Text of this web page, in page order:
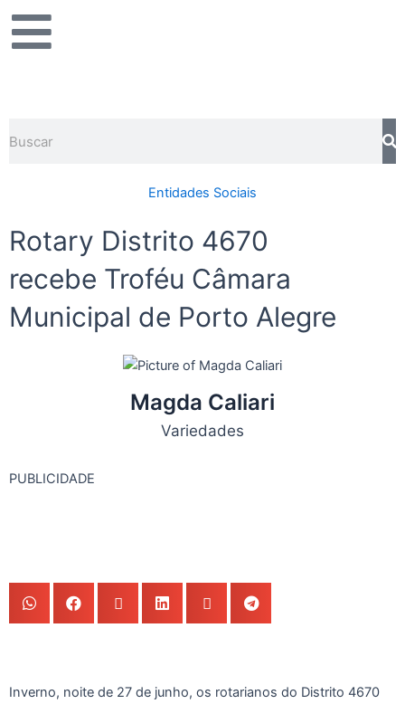
para
Entidades Sociais
Rotary Distrito 4670
recebe Troféu Câmara
Municipal de Porto Alegre
Magda Caliari
Variedades
PUBLICIDADE
Inverno, noite de 27 de junho, os rotarianos do Distrito 4670